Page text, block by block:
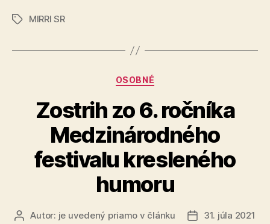
priečok
sa
Slovensko
v
čerpaní
poskočilo
priečok“
ZnačkyMIRRI SR
Kategórie
OSOBNÉ
Zostrih zo 6. ročníka
Medzinárodného
festivalu kresleného
humoru
AutorAutor: je uvedený priamo v článku
Dátum
31. júla 2021